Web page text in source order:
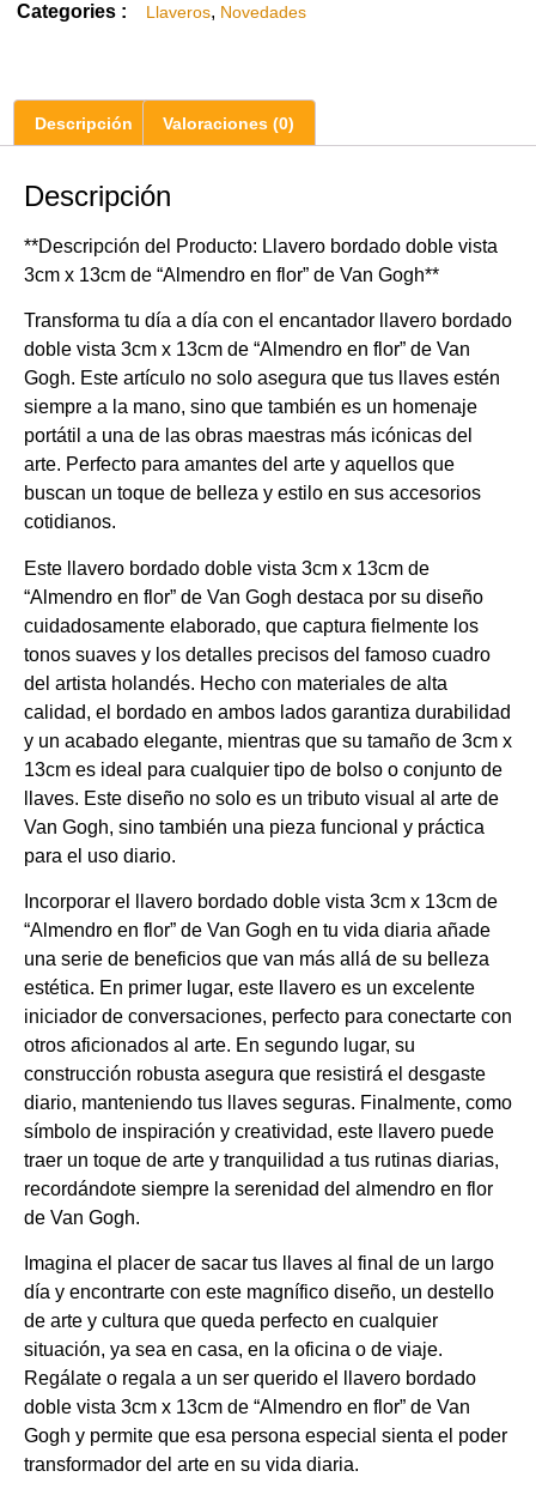
Categories : Llaveros, Novedades
Descripción Valoraciones (0)
Descripción
**Descripción del Producto: Llavero bordado doble vista
3cm x 13cm de “Almendro en flor” de Van Gogh**
Transforma tu día a día con el encantador llavero bordado
doble vista 3cm x 13cm de “Almendro en flor” de Van
Gogh. Este artículo no solo asegura que tus llaves estén
siempre a la mano, sino que también es un homenaje
portátil a una de las obras maestras más icónicas del
arte. Perfecto para amantes del arte y aquellos que
buscan un toque de belleza y estilo en sus accesorios
cotidianos.
Este llavero bordado doble vista 3cm x 13cm de
“Almendro en flor” de Van Gogh destaca por su diseño
cuidadosamente elaborado, que captura fielmente los
tonos suaves y los detalles precisos del famoso cuadro
del artista holandés. Hecho con materiales de alta
calidad, el bordado en ambos lados garantiza durabilidad
y un acabado elegante, mientras que su tamaño de 3cm x
13cm es ideal para cualquier tipo de bolso o conjunto de
llaves. Este diseño no solo es un tributo visual al arte de
Van Gogh, sino también una pieza funcional y práctica
para el uso diario.
Incorporar el llavero bordado doble vista 3cm x 13cm de
“Almendro en flor” de Van Gogh en tu vida diaria añade
una serie de beneficios que van más allá de su belleza
estética. En primer lugar, este llavero es un excelente
iniciador de conversaciones, perfecto para conectarte con
otros aficionados al arte. En segundo lugar, su
construcción robusta asegura que resistirá el desgaste
diario, manteniendo tus llaves seguras. Finalmente, como
símbolo de inspiración y creatividad, este llavero puede
traer un toque de arte y tranquilidad a tus rutinas diarias,
recordándote siempre la serenidad del almendro en flor
de Van Gogh.
Imagina el placer de sacar tus llaves al final de un largo
día y encontrarte con este magnífico diseño, un destello
de arte y cultura que queda perfecto en cualquier
situación, ya sea en casa, en la oficina o de viaje.
Regálate o regala a un ser querido el llavero bordado
doble vista 3cm x 13cm de “Almendro en flor” de Van
Gogh y permite que esa persona especial sienta el poder
transformador del arte en su vida diaria.